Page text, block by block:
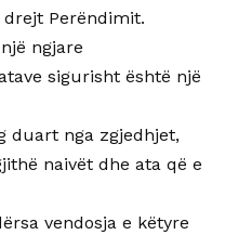
Perëndimit.
ngjare
sigurisht është një
duart nga zgjedhjet,
naivët dhe ata që e
vendosja e këtyre